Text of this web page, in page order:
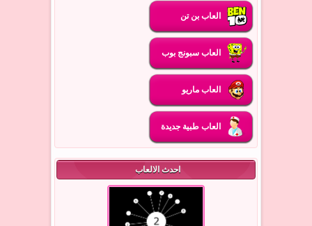
العاب بن تن
العاب سبونج بوب
العاب ماريو
العاب طبية جديدة
احدث الالعاب